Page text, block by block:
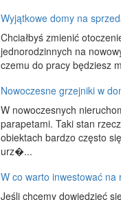
Wyjątkowe domy na
Chciałbyś zmienić
jednorodzinnych na
czemu do pracy będziesz
Nowoczesne grzejniki w
W nowoczesnych
parapetami. Taki stan
obiektach bardzo często
urz�...
W co warto inwestować na
Jeśli chcemy dowiedzieć